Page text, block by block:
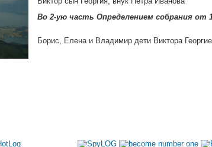
Во 2-ую часть Определением собрания от
Борис, Елена и Владимир дети Виктора